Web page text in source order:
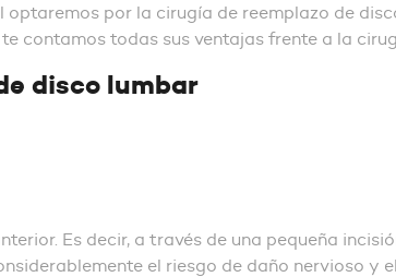
por la cirugía de reemplazo de
contamos todas sus ventajas frente a la
disco lumbar
Es decir, a través de una pequeña
el riesgo de daño nervioso